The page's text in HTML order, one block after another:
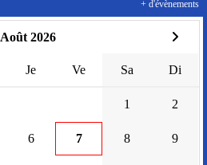
Août 2026
Je Ve Sa Di
1 2
6 7 8 9
+ d'évènements